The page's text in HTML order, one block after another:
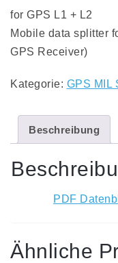
for GPS L1 + L2
Mobile data splitter
GPS Receiver)
Kategorie: GPS MIL
Beschreibung
PDF
Ähnliche